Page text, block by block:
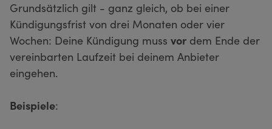
Grundsätzlich gilt - ganz gleich, ob bei einer
Kündigungsfrist von drei Monaten oder vier
Wochen: Deine Kündigung muss vor dem Ende der
vereinbarten Laufzeit bei deinem Anbieter
eingehen.
Beispiele: